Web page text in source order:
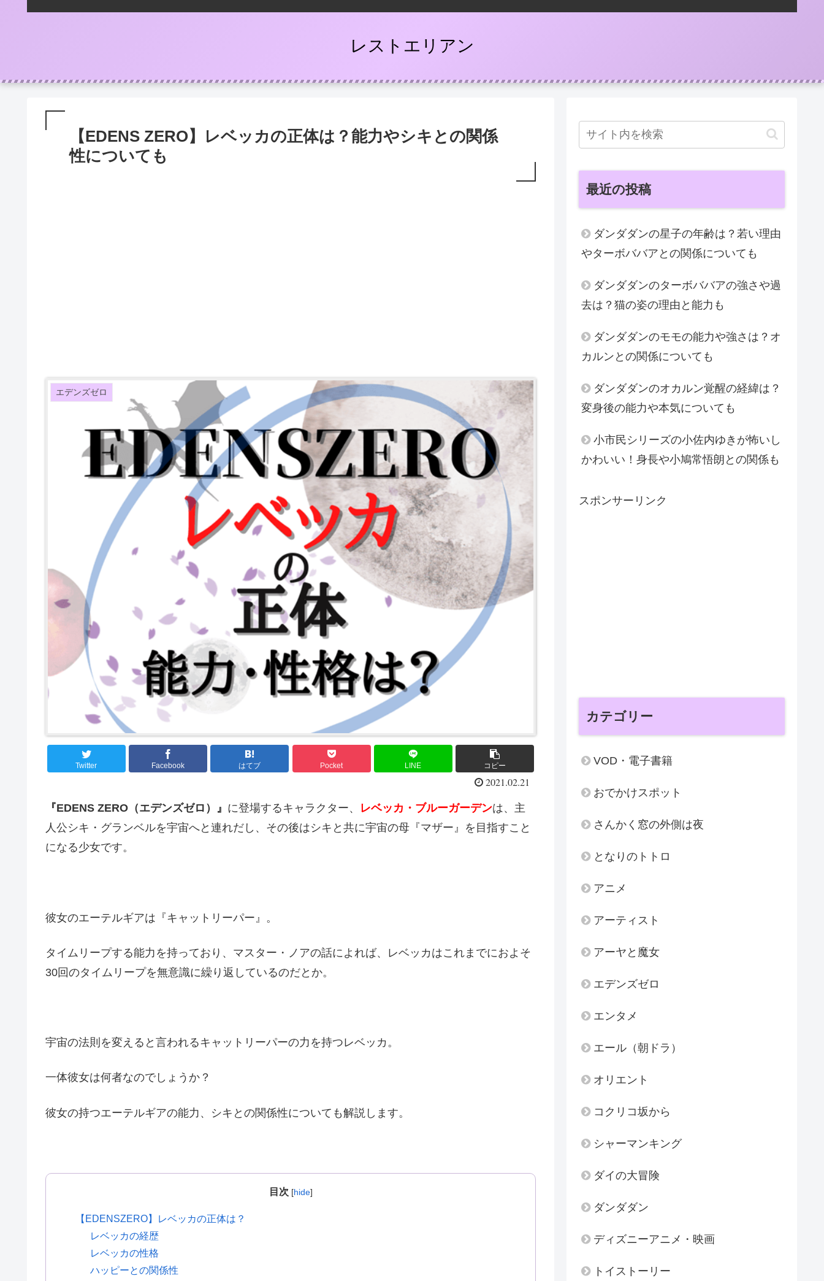
レストエリアン
【EDENS ZERO】レベッカの正体は？能力やシキとの関係
性についても
エデンズゼロ
Twitter Facebook はてブ Pocket LINE コピー
2021.02.21
『EDENS ZERO（エデンズゼロ）』 に登場するキャラクター、 レベッカ・ブルーガーデンは、主
人公シキ・グランベルを宇宙へと連れだし、その後はシキと共に宇宙の母『マザー』を目指すこと
になる少女です。
彼女のエーテルギアは『キャットリーパー』。
タイムリープする能力を持っており、マスター・ノアの話によれば、レベッカはこれまでにおよそ
30回のタイムリープを無意識に繰り返しているのだとか。
宇宙の法則を変えると言われるキャットリーパーの力を持つレベッカ。
一体彼女は何者なのでしょうか？
彼女の持つエーテルギアの能力、シキとの関係性についても解説します。
目次 [hide]
【EDENSZERO】レベッカの正体は？
レベッカの経歴
レベッカの性格
ハッピーとの関係性
最近の投稿
ダンダダンの星子の年齢は？若い理由
やターボババアとの関係についても
ダンダダンのターボババアの強さや過
去は？猫の姿の理由と能力も
ダンダダンのモモの能力や強さは？オ
カルンとの関係についても
ダンダダンのオカルン覚醒の経緯は？
変身後の能力や本気についても
小市民シリーズの小佐内ゆきが怖いし
かわいい！身長や小鳩常悟朗との関係も
スポンサーリンク
カテゴリー
VOD・電子書籍
おでかけスポット
さんかく窓の外側は夜
となりのトトロ
アニメ
アーティスト
アーヤと魔女
エデンズゼロ
エンタメ
エール（朝ドラ）
オリエント
コクリコ坂から
シャーマンキング
ダイの大冒険
ダンダダン
ディズニーアニメ・映画
トイストーリー